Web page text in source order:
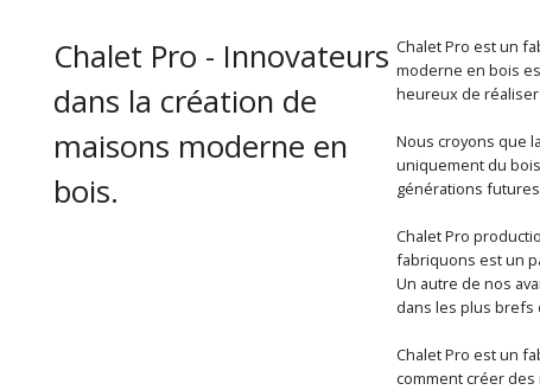
Chalet Pro - Innovateurs
dans la création de
maisons moderne en
bois.
Chalet Pro est un
moderne en bois
heureux de
Nous croyons que
uniquement du
générations
Chalet Pro
fabriquons est un
Un autre de nos
dans les plus brefs
Chalet Pro est un
comment créer